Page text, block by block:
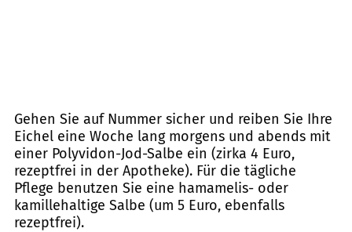
Gehen Sie auf Nummer sicher und reiben Sie Ihre
Eichel eine Woche lang morgens und abends mit
einer Polyvidon-Jod-Salbe ein (zirka 4 Euro,
rezeptfrei in der Apotheke). Für die tägliche
Pflege benutzen Sie eine hamamelis- oder
kamillehaltige Salbe (um 5 Euro, ebenfalls
rezeptfrei).